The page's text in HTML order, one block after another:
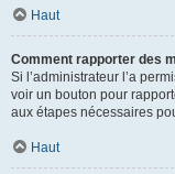
Haut
Comment rapporter des
Si l’administrateur l’a
voir un bouton pour
aux étapes nécessaires
Haut